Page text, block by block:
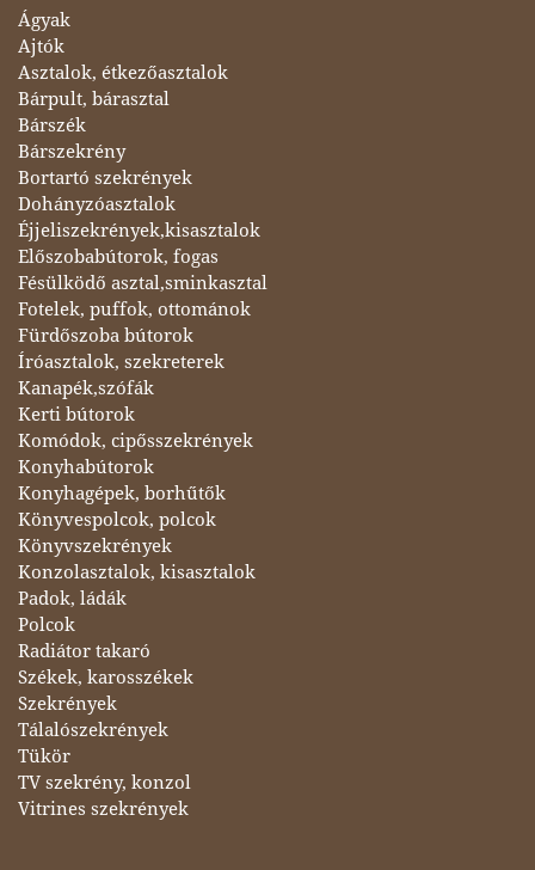
Ágyak
Ajtók
Asztalok, étkezőasztalok
Bárpult, bárasztal
Bárszék
Bárszekrény
Bortartó szekrények
Dohányzóasztalok
Éjjeliszekrények,kisasztalok
Előszobabútorok, fogas
Fésülködő asztal,sminkasztal
Fotelek, puffok, ottománok
Fürdőszoba bútorok
Íróasztalok, szekreterek
Kanapék,szófák
Kerti bútorok
Komódok, cipősszekrények
Konyhabútorok
Konyhagépek, borhűtők
Könyvespolcok, polcok
Könyvszekrények
Konzolasztalok, kisasztalok
Padok, ládák
Polcok
Radiátor takaró
Székek, karosszékek
Szekrények
Tálalószekrények
Tükör
TV szekrény, konzol
Vitrines szekrények